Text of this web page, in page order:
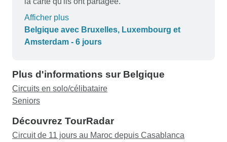
Afficher plus
Belgique avec Bruxelles, Luxembourg et
Amsterdam - 6 jours
Plus d'informations sur Belgique
Circuits en solo/célibataire
Seniors
Découvrez TourRadar
Circuit de 11 jours au Maroc depuis Casablanca